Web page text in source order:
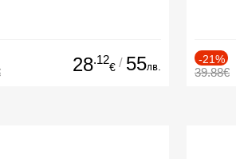
28.12
€ / 55лв.
-21%
39.88€